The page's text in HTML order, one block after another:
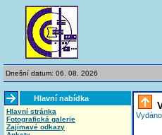
Dnešní datum: 06. 08. 2026
Hlavní nabídka
Hlavní stránka
Fotografická galerie
Zajímavé odkazy